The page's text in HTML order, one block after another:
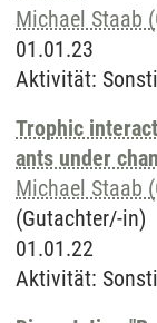
Michael Staab
01.01.23
Aktivität:
Trophic
ants under
Michael Staab
(Gutachter/-in)
01.01.22
Aktivität: